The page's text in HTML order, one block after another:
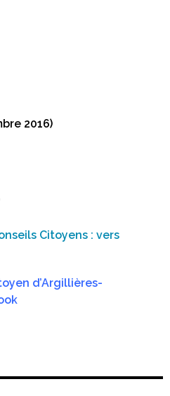
2016)
Citoyens : vers
d’Argillières-